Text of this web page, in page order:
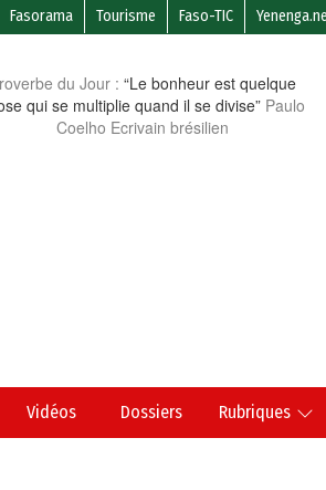
Fasorama Tourisme Faso-TIC
du Jour : “Le bonheur est quelque
qui se multiplie quand il se divise” Paulo
Coelho Ecrivain brésilien
Vidéos Dossiers Rubriques